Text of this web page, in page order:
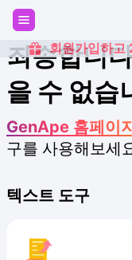
회원가입하고
죄송합니
을 수 없습
GenApe 홈페이
구를 사용해보세
텍스트 도구